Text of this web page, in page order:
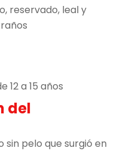
reservado, leal y
12 a 15 años
del
sin pelo que surgió en